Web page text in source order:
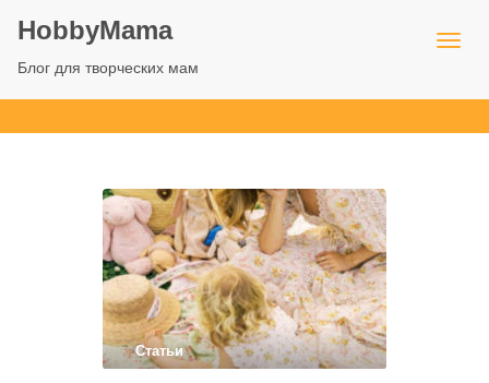
HobbyMama
Блог для творческих мам
Статьи